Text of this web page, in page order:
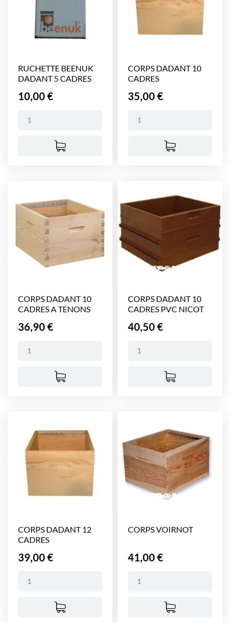
RUCHETTE BEENUK
DADANT 5 CADRES
Prix
10,00 €
CORPS DADANT 10
CADRES
Prix
35,00 €
CORPS DADANT 10
CADRES A TENONS
Prix
36,90 €
CORPS DADANT 10
CADRES PVC NICOT
Prix
40,50 €
CORPS DADANT 12
CADRES
Prix
39,00 €
CORPS VOIRNOT
Prix
41,00 €